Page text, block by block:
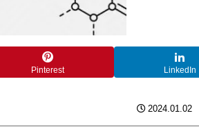
Pinterest LinkedIn
2024.01.02